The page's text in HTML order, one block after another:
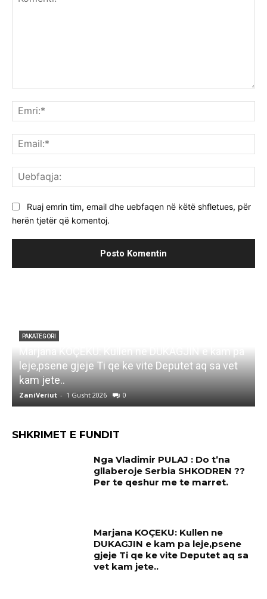
Ruaj emrin tim, email dhe uebfaqen në këtë shfletues, për
herën tjetër që komentoj.
PAKATEGORI
Marjana KOÇEKU: Kullen ne DUKAGJIN e kam pa
leje,psene gjeje Ti qe ke vite Deputet aq sa vet
kam jete..
ZaniVeriut - 1 Gusht 2026 0
SHKRIMET E FUNDIT
Nga Vladimir PULAJ : Do t’na
gllaberoje Serbia SHKODREN ??
Per te qeshur me te marret.
Marjana KOÇEKU: Kullen ne
DUKAGJIN e kam pa leje,psene
gjeje Ti qe ke vite Deputet aq sa
vet kam jete..